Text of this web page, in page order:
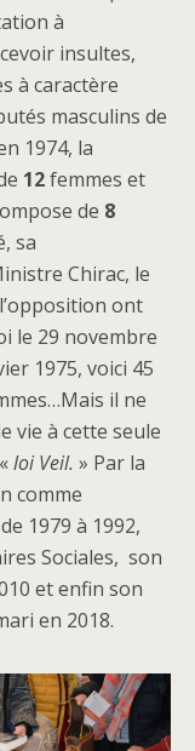
à
insultes,
à caractère
masculins de
1974, la
12femmes et
de 8
sa
Chirac, le
ont
le 29 novembre
1975, voici 45
il ne
vie à cette seule
loi Veil. » Par la
comme
1979 à 1992,
Sociales, son
et enfin son
en 2018.